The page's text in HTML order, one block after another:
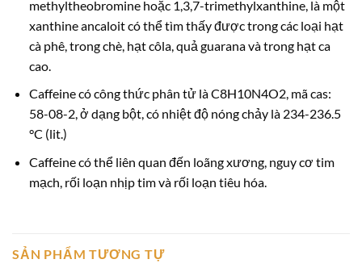
methyltheobromine hoặc 1,3,7-trimethylxanthine, là một
xanthine ancaloit có thể tìm thấy được trong các loại hạt
cà phê, trong chè, hạt côla, quả guarana và trong hạt ca
cao.
Caffeine có công thức phân tử là C8H10N4O2, mã cas:
58-08-2, ở dạng bột, có nhiệt độ nóng chảy là 234-236.5
°C (lit.)
Caffeine có thể liên quan đến loãng xương, nguy cơ tim
mạch, rối loạn nhịp tim và rối loạn tiêu hóa.
SẢN PHẨM TƯƠNG TỰ